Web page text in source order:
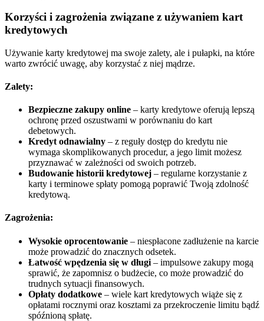
Korzyści i zagrożenia związane z używaniem kart
kredytowych
Używanie karty kredytowej ma swoje zalety, ale i pułapki, na które
warto zwrócić uwagę, aby korzystać z niej mądrze.
Zalety:
Bezpieczne zakupy online – karty kredytowe oferują lepszą
ochronę przed oszustwami w porównaniu do kart
debetowych.
Kredyt odnawialny – z reguły dostęp do kredytu nie
wymaga skomplikowanych procedur, a jego limit możesz
przyznawać w zależności od swoich potrzeb.
Budowanie historii kredytowej – regularne korzystanie z
karty i terminowe spłaty pomogą poprawić Twoją zdolność
kredytową.
Zagrożenia:
Wysokie oprocentowanie – niespłacone zadłużenie na karcie
może prowadzić do znacznych odsetek.
Łatwość wpędzenia się w długi – impulsowe zakupy mogą
sprawić, że zapomnisz o budżecie, co może prowadzić do
trudnych sytuacji finansowych.
Opłaty dodatkowe – wiele kart kredytowych wiąże się z
opłatami rocznymi oraz kosztami za przekroczenie limitu bądź
spóźnioną spłatę.